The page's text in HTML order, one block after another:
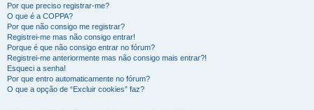
Por que preciso registrar-me?
O que é a COPPA?
Por que não consigo me registrar?
Registrei-me mas não consigo entrar!
Porque é que não consigo entrar no fórum?
Registrei-me anteriormente mas não consigo mais entrar?!
Esqueci a senha!
Por que entro automaticamente no fórum?
O que a opção de “Excluir cookies” faz?